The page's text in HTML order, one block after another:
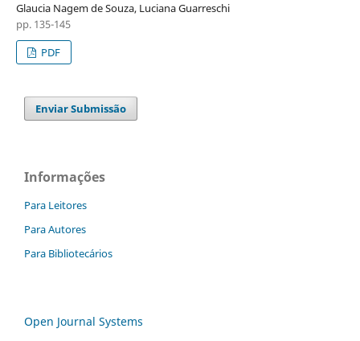
Glaucia Nagem de Souza, Luciana Guarreschi
pp. 135-145
PDF
Enviar Submissão
Informações
Para Leitores
Para Autores
Para Bibliotecários
Open Journal Systems